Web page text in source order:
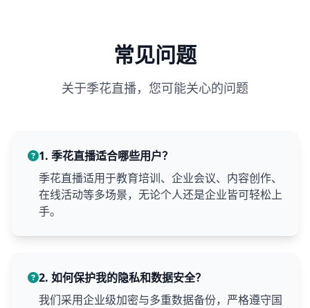
常见问题
关于季花直播，您可能关心的问题
1. 季花直播适合哪些用户？
季花直播适用于教育培训、企业会议、内容创作、
在线活动等多场景，无论个人还是企业皆可轻松上
手。
2. 如何保护我的隐私和数据安全？
我们采用企业级加密与多重数据备份，严格遵守国